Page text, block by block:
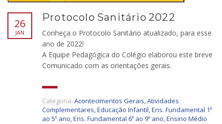
26
JAN
Protocolo Sanitário 2022
Conheça o Protocolo Sanitário atualizado, para esse
ano de 2022!
A Equipe Pedagógica do Colégio elaborou este breve
Comunicado com as orientações gerais.
Categoria: Acontecimentos Gerais,Atividades
Complementares,Educação Infantil,Ens. Fundamental 1º
ao 5º ano,Ens. Fundamental 6º ao 9º ano,Ensino Médio